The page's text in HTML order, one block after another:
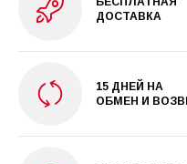
ДОСТАВКА
15 ДНЕЙ НА
ОБМЕН И